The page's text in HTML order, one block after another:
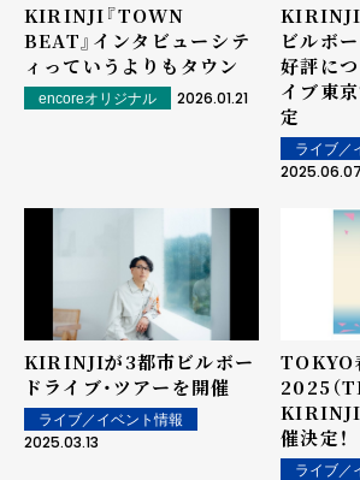
KIRINJI『TOWN
BEAT』インタビュー――シテ
ィっていうよりもタウン
encoreオリジナル 2026.01.21
KIRINJI
ビルボ
好評に
イブ東
定
ライブ／
2025.06.07
KIRINJIが3都市ビルボー
ドライブ・ツアーを開催
ライブ／イベント情報
2025.03.13
TOKYO
2025（
KIRINJI
催決定！
ライブ／